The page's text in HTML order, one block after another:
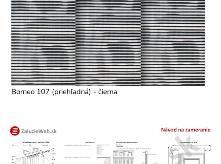
Borneo 107 (priehľadná) - čierna